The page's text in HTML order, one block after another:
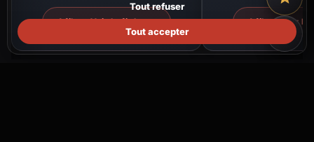
1 film · Voir la fiche → 1 film · Voir
Tout refuser
Tout accepter